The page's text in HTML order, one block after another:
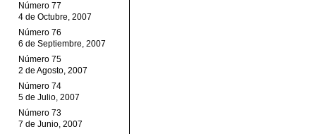
Número 77
4 de Octubre, 2007
Número 76
6 de Septiembre, 2007
Número 75
2 de Agosto, 2007
Número 74
5 de Julio, 2007
Número 73
7 de Junio, 2007